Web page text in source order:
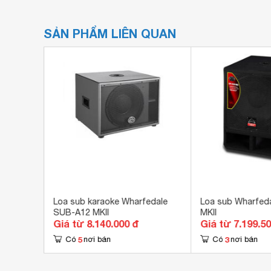
SẢN PHẨM LIÊN QUAN
Loa sub karaoke Wharfedale
SUB-A12 MKII
Giá từ 8.140.000 đ
Có 5 nơi bán
Loa sub
MKII
Giá từ
Có 3 nơi bán